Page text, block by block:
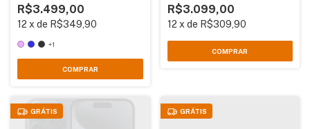
R$3.499,00
12 xde R$349,90
+1
COMPRAR
R$3.099,00
12 xde R$309,90
COMPRAR
GRÁTIS GRÁTIS